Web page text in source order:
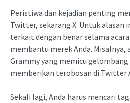
Peristiwa dan kejadian penting
Twitter, sekarang X. Untuk alasan
terkait dengan benar selama
membantu merek Anda. Misalnya,
Grammy yang memicu
memberikan terobosan di Twitter
Sekali lagi, Anda harus mencari